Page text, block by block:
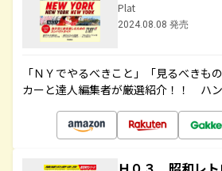
Plat
2024.08.08 発売
「ＮＹでやるべきこと」「見るべきも
カーと達人編集者が厳選紹介！！ ハン